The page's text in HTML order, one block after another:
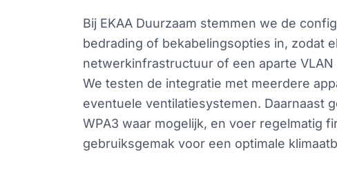
Bij EKAA Duurzaam stemmen we de
bedrading of bekabelingsopties in, zodat
netwerkinfrastructuur of een aparte
We testen de integratie met meerdere
eventuele ventilatiesystemen. Daarnaast
WPA3 waar mogelijk, en voer regelmatig
gebruiksgemak voor een optimale